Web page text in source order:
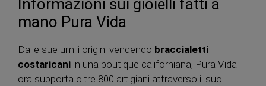
Informazioni sui gioielli fatti a
mano Pura Vida
Dalle sue umili origini vendendo braccialetti
costaricani in una boutique californiana, Pura Vida
ora supporta oltre 800 artigiani attraverso il suo